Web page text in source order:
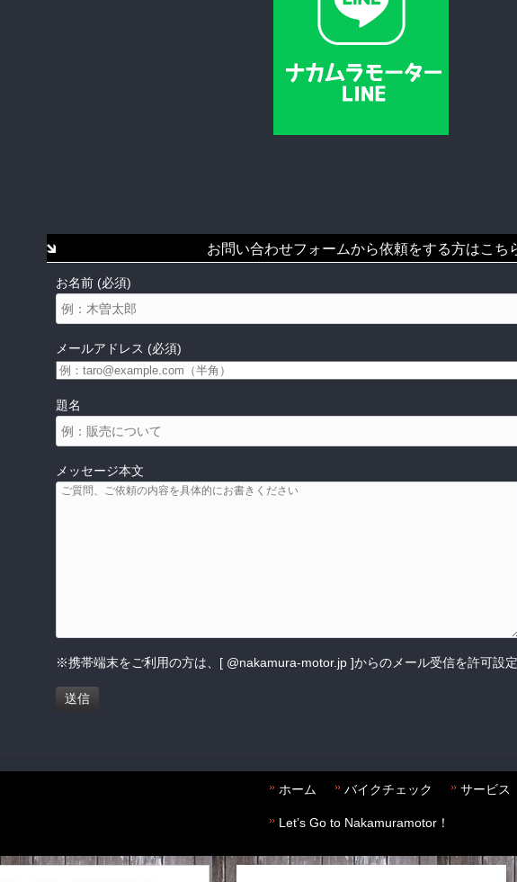
お問い合わせフォームから依頼をする方はこち
お名前 (必須)
メールアドレス (必須)
題名
メッセージ本文
※携帯端末をご利用の方は、[ @nakamura-motor.jp ]からのメール受信を許可設定
ホーム バイクチェック サービス
Let’s Go to Nakamuramotor！